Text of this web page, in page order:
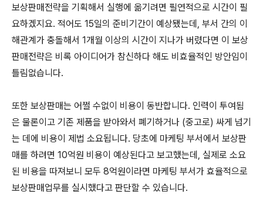
보상판매전략을 기획해서 실행에 옮기려면 필연적으로 시간이 필
요하겠지요. 적어도 15일의 준비기간이 예상됐는데, 부서 간의 이
해관계가 충돌해서 1개월 이상의 시간이 지나가 버렸다면 이 보상
판매전략은 비록 아이디어가 참신하다 해도 비효율적인 방안임이
틀림없습니다.
또한 보상판매는 어쩔 수없이 비용이 동반합니다. 인력이 투여됨
은 물론이고 기존 제품을 받아와서 폐기하거나 (중고로) 싸게 넘기
는 데에 비용이 제법 소요됩니다. 당초에 마케팅 부서에서 보상판
매를 하려면 10억원 비용이 예상된다고 보고했는데, 실제로 소요
된 비용을 따져보니 모두 8억원이라면 마케팅 부서가 효율적으로
보상판매업무를 실시했다고 판단할 수 있습니다.